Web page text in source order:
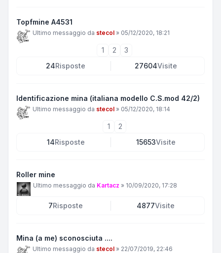
Topfmine A4531
Ultimo messaggio da stecol » 05/12/2020, 18:21
1 2
3
24Risposte 27604Visite
Identificazione mina (italiana modello C.S.mod 42/2)
Ultimo messaggio da stecol » 05/12/2020, 18:14
1
2
14Risposte 15653Visite
Roller mine
Ultimo messaggio da Kartacz » 10/09/2020, 17:28
7Risposte 4877Visite
Mina (a me) sconosciuta ....
Ultimo messaggio da stecol » 22/07/2019, 22:46